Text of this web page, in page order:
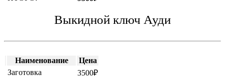
Выкидной ключ Ауди
Наименование
Цена
Заготовка
3500₽